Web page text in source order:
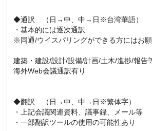
◆通訳 （日→中、中→日※台湾華語）
・基本的には逐次通訳
※同通/ウイスパリングができる方にはお
建築・建設/設計/設備/計画/土木/進捗/報告
海外Web会議通訳有り
◆翻訳 （日→中、中→日※繁体字）
・上記会議関連資料、議事録、メール等
・一部翻訳ツールの使用の可能性あり